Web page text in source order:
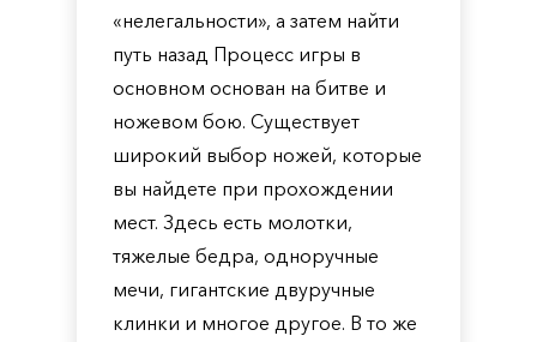
«нелегальности», а затем найти
путь назад Процесс игры в
основном основан на битве и
ножевом бою. Существует
широкий выбор ножей, которые
вы найдете при прохождении
мест. Здесь есть молотки,
тяжелые бедра, одноручные
мечи, гигантские двуручные
клинки и многое другое. В то же